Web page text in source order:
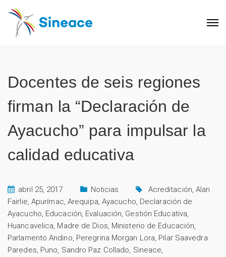
Docentes de seis regiones
firman la “Declaración de
Ayacucho” para impulsar la
calidad educativa
abril 25, 2017 Noticias Acreditación,Alan
Fairlie, Apurímac, Arequipa, Ayacucho, Declaración de
Ayacucho, Educación, Evaluación, Gestión Educativa,
Huancavelica, Madre de Dios, Ministerio de Educación,
Parlamento Andino, Peregrina Morgan Lora, Pilar Saavedra
Paredes, Puno, Sandro Paz Collado, Sineace,